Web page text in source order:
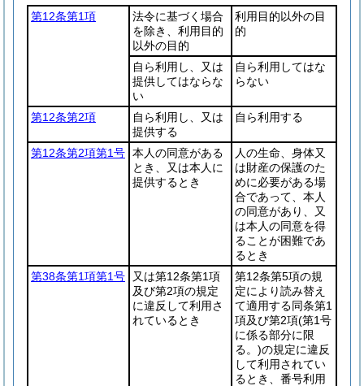
第12条第1項
法令に基づく場合
を除き、利用目的
以外の目的
利用目的以外の目
的
自ら利用し、又は
提供してはならな
い
自ら利用してはな
らない
第12条第2項
自ら利用し、又は
提供する
自ら利用する
第12条第2項第1号 本人の同意がある
とき、又は本人に
提供するとき
人の生命、身体又
は財産の保護のた
めに必要がある場
合であって、本人
の同意があり、又
は本人の同意を得
ることが困難であ
るとき
第38条第1項第1号
又は第12条第1項
及び第2項の規定
に違反して利用さ
れているとき
第12条第5項の規
定により読み替え
て適用する同条第1
項及び第2項(第1号
に係る部分に限
る。)の規定に違反
して利用されてい
るとき、番号利用